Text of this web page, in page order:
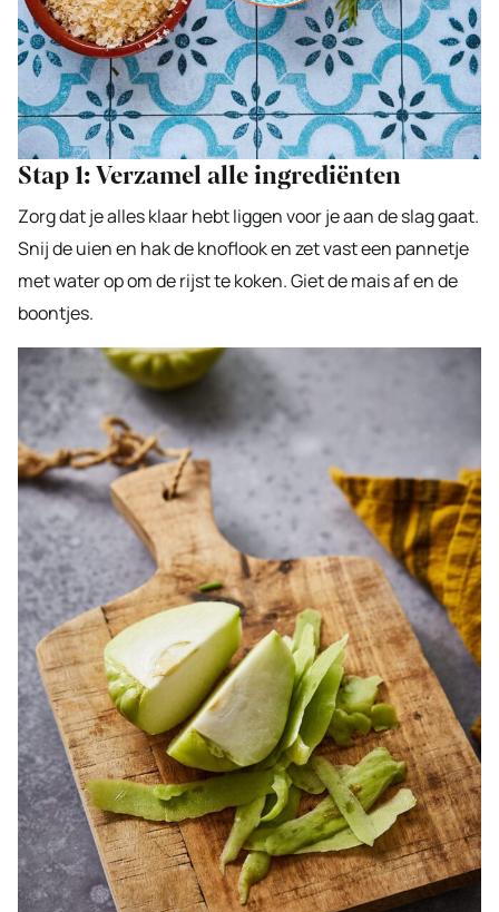
Stap 1: Verzamel alle ingrediënten
Zorg dat je alles klaar hebt liggen voor je aan de slag gaat.
Snij de uien en hak de knoflook en zet vast een pannetje
met water op om de rijst te koken. Giet de mais af en de
boontjes.